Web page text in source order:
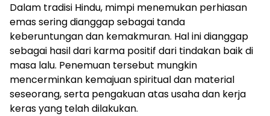
Dalam tradisi Hindu, mimpi menemukan perhiasan
emas sering dianggap sebagai tanda
keberuntungan dan kemakmuran. Hal ini dianggap
sebagai hasil dari karma positif dari tindakan baik di
masa lalu. Penemuan tersebut mungkin
mencerminkan kemajuan spiritual dan material
seseorang, serta pengakuan atas usaha dan kerja
keras yang telah dilakukan.